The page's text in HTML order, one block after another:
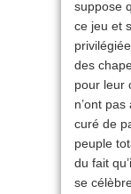
suppose
ce jeu et
des
pour leur
n’ont
curé de
peuple
du fait
se